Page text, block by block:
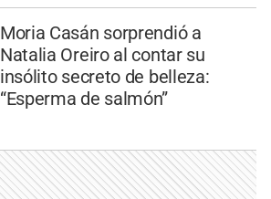
Moria Casán sorprendió a
Natalia Oreiro al contar su
insólito secreto de belleza:
“Esperma de salmón”